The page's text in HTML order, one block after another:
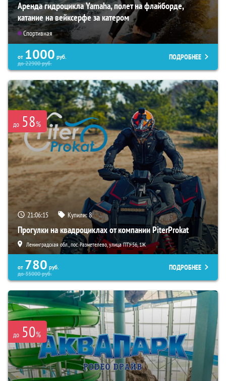
Аренда гидроцикла Yamaha, полет на флайборде,
катание на вейксерфе за катером
Спортивная
от 1000 руб.
до22900руб.
ПОДРОБНЕЕ
до 58%
21:06:14 Купили:8
Прогулки на квадроциклах от компании PiterProkat
Ленинградская обл., пос. Разметелево, улица ПТУ-56, 1Ж
от 780 руб.
до35000руб.
ПОДРОБНЕЕ
до 50%